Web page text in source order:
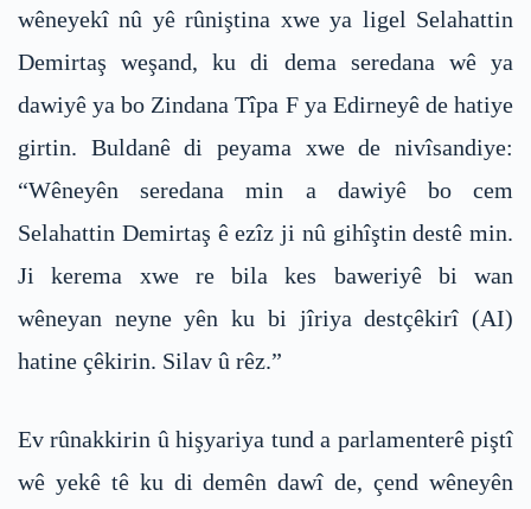
wêneyekî nû yê rûniştina xwe ya ligel Selahattin
Demirtaş weşand, ku di dema seredana wê ya
dawiyê ya bo Zindana Tîpa F ya Edirneyê de hatiye
girtin. Buldanê di peyama xwe de nivîsandiye:
“Wêneyên seredana min a dawiyê bo cem
Selahattin Demirtaş ê ezîz ji nû gihîştin destê min.
Ji kerema xwe re bila kes baweriyê bi wan
wêneyan neyne yên ku bi jîriya destçêkirî (AI)
hatine çêkirin. Silav û rêz.”
Ev rûnakkirin û hişyariya tund a parlamenterê piştî
wê yekê tê ku di demên dawî de, çend wêneyên